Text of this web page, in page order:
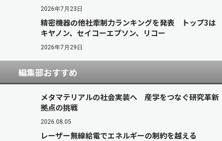
2026年7月23日
精密機器の他社牽制力ランキングを発表 トップ3は
キヤノン、セイコーエプソン、リコー
2026年7月29日
編集部おすすめ
メタマテリアルの社会実装へ 産学をつなぐ研究革新
拠点の挑戦
2026.08.05
レーザー無線給電でエネルギーの制約を越える